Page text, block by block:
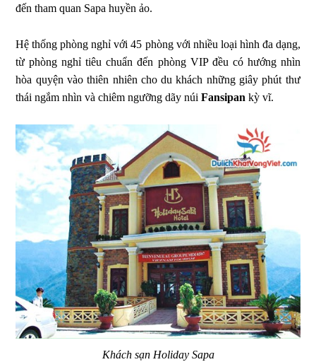
đến tham quan Sapa huyền ảo.
Hệ thống phòng nghỉ với 45 phòng với nhiều loại hình đa dạng,
từ phòng nghỉ tiêu chuẩn đến phòng VIP đều có hướng nhìn
hòa quyện vào thiên nhiên cho du khách những giây phút thư
thái ngắm nhìn và chiêm ngưỡng dãy núiFansipan kỳ vĩ.
Khách sạn Holiday Sapa